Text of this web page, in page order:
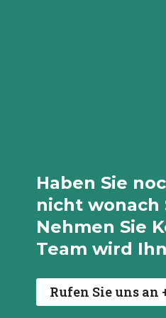
Haben Sie
nicht wonach
Nehmen Sie
Team wird
Rufen Sie uns an